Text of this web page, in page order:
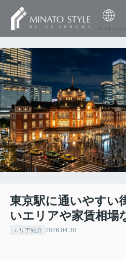
Select
東京駅に通いやすい
いエリアや家賃相場
エリア紹介 2026.04.30